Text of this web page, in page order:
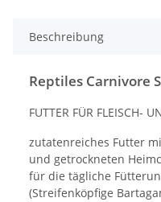
Beschreibung
Reptiles Carnivore
FUTTER FÜR FLEISCH-
zutatenreiches Futter
und getrockneten
für die tägliche
(Streifenköpfige